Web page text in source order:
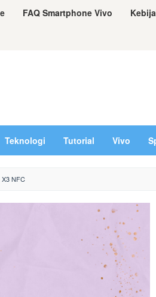
FAQ Smartphone Vivo
Teknologi Tutorial Vivo
X3 NFC